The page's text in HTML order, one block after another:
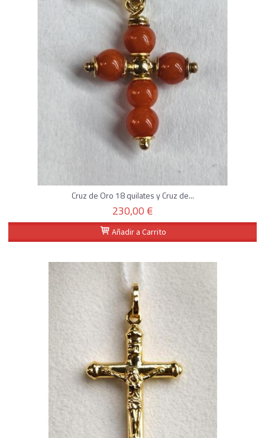
Cruz de Oro 18 quilates y Cruz de...
230,00 €
Añadir a Carrito